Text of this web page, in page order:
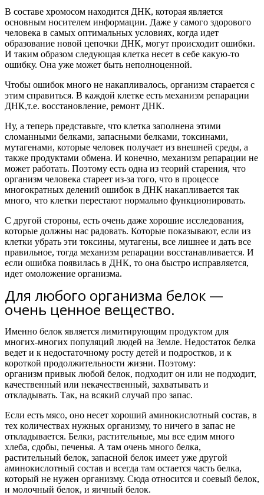
В составе хромосом находится ДНК, которая является
основным носителем информации. Даже у самого здорового
человека в самых оптимальных условиях, когда идет
образование новой цепочки ДНК, могут происходит ошибки.
И таким образом следующая клетка несет в себе какую-то
ошибку. Она уже может быть неполноценной.
Чтобы ошибок много не накапливалось, организм старается с
этим справиться. В каждой клетке есть механизм репарации
ДНК,т.е. восстановление, ремонт ДНК.
Ну, а теперь представьте, что клетка заполнена этими
сломанными белками, запасными белками, токсинами,
мутагенами, которые человек получает из внешней среды, а
также продуктами обмена. И конечно, механизм репарации не
может работать. Поэтому есть одна из теорий старения, что
организм человека стареет из-за того, что в процессе
многократных делений ошибок в ДНК накапливается так
много, что клетки перестают нормально функционировать.
С другой стороны, есть очень даже хорошие исследования,
которые должны нас радовать. Которые показывают, если из
клетки убрать эти токсины, мутагены, все лишнее и дать все
правильное, тогда механизм репарации восстанавливается. И
если ошибка появилась в ДНК, то она быстро исправляется,
идет омоложение организма.
Для любого организма белок —
очень ценное вещество.
Именно белок является лимитирующим продуктом для
многих-многих популяций людей на Земле. Недостаток белка
ведет и к недостаточному росту детей и подростков, и к
короткой продолжительности жизни. Поэтому:
организм привык любой белок, подходит он или не подходит,
качественный или некачественный, захватывать и
откладывать. Так, на всякий случай про запас.
Если есть мясо, оно несет хороший аминокислотный состав, в
тех количествах нужных организму, то ничего в запас не
откладывается. Белки, растительные, мы все едим много
хлеба, сдобы, печенья. А там очень много белка,
растительный белок, запасной белок имеет уже другой
аминокислотный состав и всегда там остается часть белка,
который не нужен организму. Сюда относится и соевый белок,
и молочный белок, и яичный белок.